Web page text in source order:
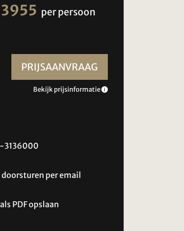
per persoon
PRIJSAANVRAAG
Bekijk prijsinformatie
3136000
doorsturen per email
PDF opslaan